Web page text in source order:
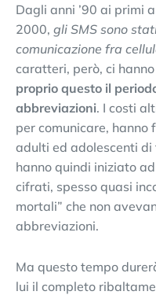
Dagli anni ’90 ai primi
2000, gli SMS sono
comunicazione fra
caratteri, però, ci
proprio questo il
abbreviazioni. I costi
per comunicare, hanno
adulti ed adolescenti
hanno quindi iniziato
cifrati, spesso quasi
mortali” che non
abbreviazioni.
Ma questo tempo
lui il completo